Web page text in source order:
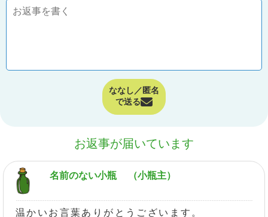
ななし／匿名
で送る
お返事が届いています
名前のない小瓶 （小瓶主）
温かいお言葉ありがとうございます。